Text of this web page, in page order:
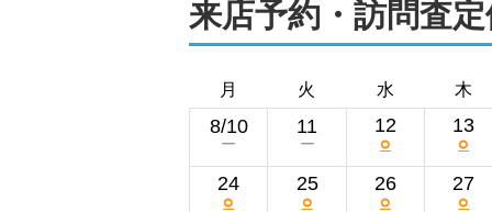
来店予約・訪問査
月 火 水 木
8/10
ー
11
ー
12
○
13
○
24
○
25
○
26
○
27
○